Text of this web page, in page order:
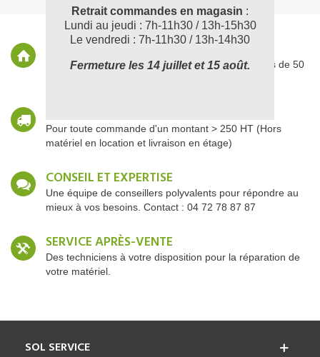
MAGASIN PHYSIQUE
Magasin situé dans la région lyonnaise depuis plus de 50
Pour toute commande d'un montant > 250 HT (Hors
matériel en location et livraison en étage)
CONSEIL ET EXPERTISE
Une équipe de conseillers polyvalents pour répondre au
mieux à vos besoins. Contact : 04 72 78 87 87
SERVICE APRÈS-VENTE
Des techniciens à votre disposition pour la réparation de
votre matériel.
SOL SERVICE
Retrait commandes en magasin :
Lundi au jeudi : 7h-11h30 / 13h-15h30
Le vendredi : 7h-11h30 / 13h-14h30
Fermeture les 14 juillet et 15 août.